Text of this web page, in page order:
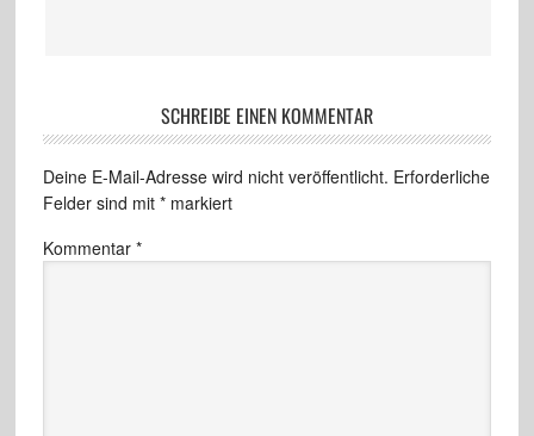
SCHREIBE EINEN KOMMENTAR
Deine E-Mail-Adresse wird nicht veröffentlicht. Erforderliche
Felder sind mit *markiert
Kommentar *